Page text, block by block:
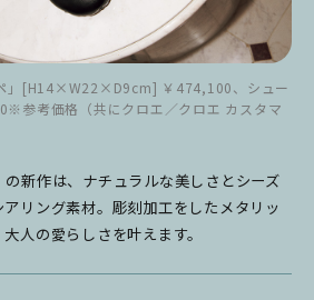
」[H14×W22×D9cm] ￥474,100、シュー
参考価格（共にクロエ／クロエ カスタマ
新作は、ナチュラルな美しさとシーズ
リング素材。彫刻加工をしたメタリッ
人の愛らしさを叶えます。